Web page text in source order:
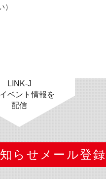
LINK-J
ベント情報を
配信
らせメール登録